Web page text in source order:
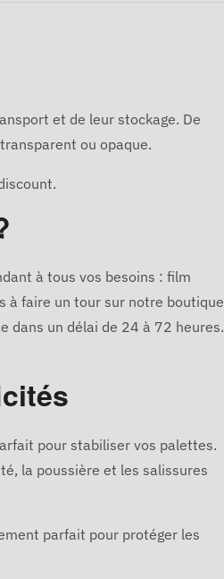
et de leur stockage. De
ou opaque.
à tous vos besoins : film
à faire un tour sur notre boutique
dans un délai de 24 à 72 heures.
pour stabiliser vos palettes.
la poussière et les salissures
parfait pour protéger les